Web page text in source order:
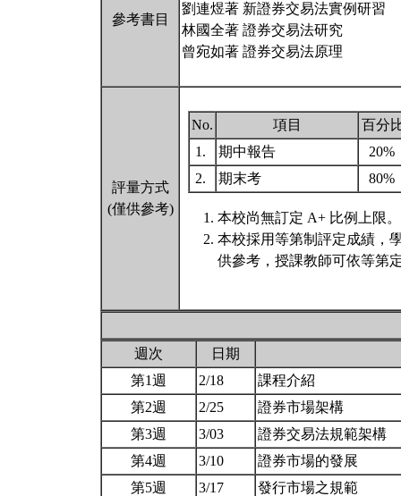
參考書目
劉連煜著 新證券交易法實例研習
林國全著 證券交易法研究
曾宛如著 證券交易法原理
評量方式
(僅供參考)
No. 項目
百分
1.
期中報告
20%
2.
期末考 80%
本校尚無訂定 A+ 比例上限。
本校採用等第制評定成績，
供參考，授課教師可依等第
週次
日期
第1週
2/18
課程介紹
第2週
2/25
證券市場架構
第3週
3/03
證券交易法規範架構
第4週
3/10
證券市場的發展
第5週
3/17
發行市場之規範